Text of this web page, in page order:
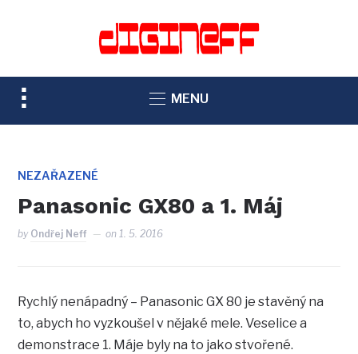
TOGGLE
SIDEBAR
NAVIGATION
MENU
NEZAŘAZENÉ
Panasonic GX80 a 1. Máj
by Ondřej Neff on1. 5. 2016
Rychlý nenápadný – Panasonic GX 80 je stavěný na
to, abych ho vyzkoušel v nějaké mele. Veselice a
demonstrace 1. Máje byly na to jako stvořené.